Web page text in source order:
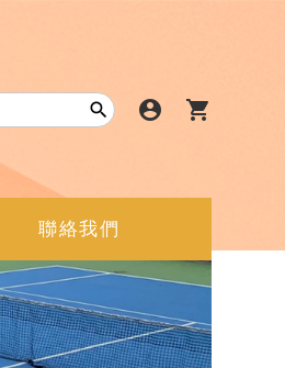
 account_circle shopping_cart
聯絡我們